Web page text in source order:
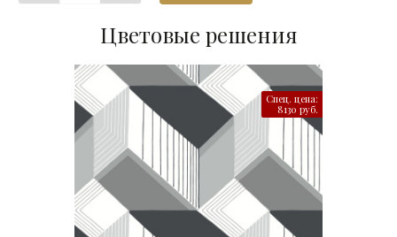
Цветовые решения
Спец. цена:
8130 руб.